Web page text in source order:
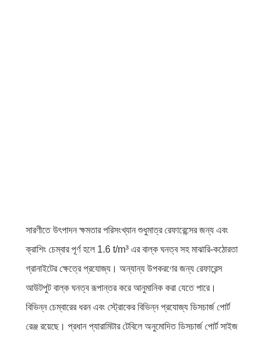
সারণীতে উৎপাদন ক্ষমতার পরিসংখ্যান শুধুমাত্র রেফারেন্সের জন্য এবং
ক্রাশিং চেম্বার পূর্ণ হলে 1.6 t/m³ এর বাল্ক ঘনত্ব সহ মাঝারি-কঠোরতা
গ্রানাইটের ক্ষেত্রে প্রযোজ্য। অন্যান্য উপকরণের জন্য রেফারেন্স
আউটপুট বাল্ক ঘনত্ব রূপান্তর করে আনুমানিক করা যেতে পারে।
বিভিন্ন চেম্বারের ধরন এবং স্ট্রোকের বিভিন্ন প্রযোজ্য ডিসচার্জ পোর্ট
রেঞ্জ রয়েছে। প্রধান প্যারামিটার টেবিলে অনুমোদিত ডিসচার্জ পোর্ট সাইজ